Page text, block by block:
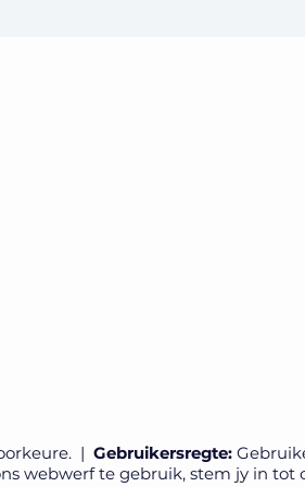
| Gebruikersregte:
webwerf te gebruik, stem jy in tot